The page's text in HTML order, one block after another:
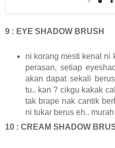
9 : EYE SHADOW BRUSH
ni korang mesti kenal ni
perasan, setiap
akan dapat sekali
tu.. kan ? cikgu kakak
tak brape nak cantik
ni tukar berus eh..
10 : CREAM SHADOW